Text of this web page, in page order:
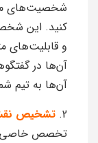
شخصیت‌های
کنید. این
و قابلیت‌های
آن‌ها در
آن‌ها به تیم
2. تشخیص
تخصص خاصی